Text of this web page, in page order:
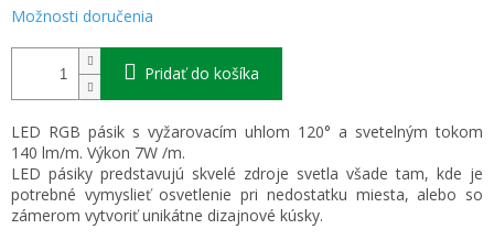
Možnosti doručenia
Pridať do košíka
LED RGB pásik s vyžarovacím uhlom 120° a svetelným tokom
140 lm/m. Výkon 7W /m.
LED pásiky predstavujú skvelé zdroje svetla všade tam, kde je
potrebné vymyslieť osvetlenie pri nedostatku miesta, alebo so
zámerom vytvoriť unikátne dizajnové kúsky.